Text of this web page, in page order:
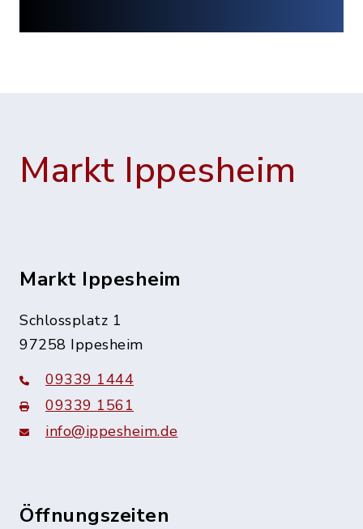
Markt Ippesheim
Markt Ippesheim
Schlossplatz 1
97258 Ippesheim
09339 1444
09339 1561
info@ippesheim.de
Öffnungszeiten